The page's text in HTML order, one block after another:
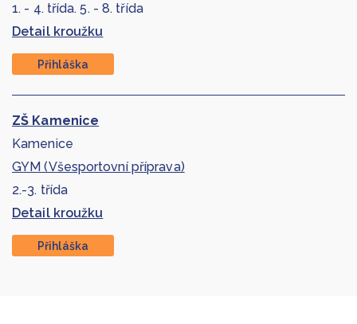
1. - 4. třída. 5. - 8. třída
Detail kroužku
Přihláška
ZŠ Kamenice
Kamenice
GYM (Všesportovní příprava)
2.-3. třída
Detail kroužku
Přihláška